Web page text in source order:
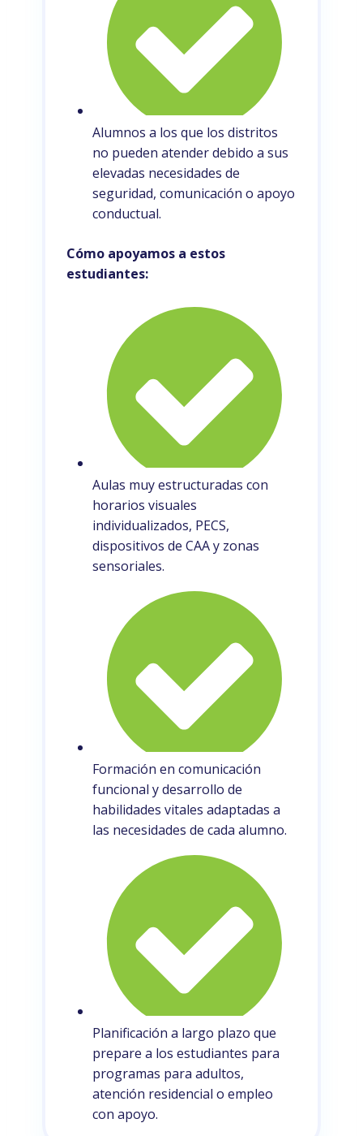
Alumnos a los que los distritos
no pueden atender debido a sus
elevadas necesidades de
seguridad, comunicación o apoyo
conductual.
Cómo apoyamos a estos
estudiantes:
Aulas muy estructuradas con
horarios visuales
individualizados, PECS,
dispositivos de CAA y zonas
sensoriales.
Formación en comunicación
funcional y desarrollo de
habilidades vitales adaptadas a
las necesidades de cada alumno.
Planificación a largo plazo que
prepare a los estudiantes para
programas para adultos,
atención residencial o empleo
con apoyo.